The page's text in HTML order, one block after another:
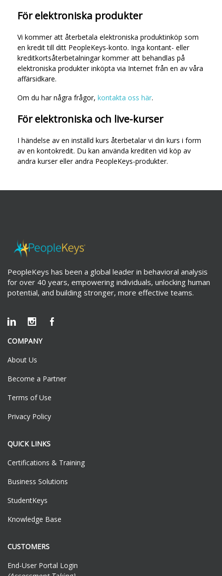
För elektroniska produkter
Vi kommer att återbetala elektroniska produktinköp som
en kredit till ditt PeopleKeys-konto. Inga kontant- eller
kreditkortsåterbetalningar kommer att behandlas på
elektroniska produkter inköpta via Internet från en av våra
affärsidkare.
Om du har några frågor, kontakta oss här.
För elektroniska och live-kurser
I händelse av en inställd kurs återbetalar vi din kurs i form
av en kontokredit. Du kan använda krediten vid köp av
andra kurser eller andra PeopleKeys-produkter.
PeopleKeys has been a global leader in behavioral analysis
for over 40 years, empowering individuals, unlocking human
potential, and building stronger, more effective teams.
COMPANY
About Us
Become a Partner
Terms of Use
Privacy Policy
QUICK LINKS
Certifications & Training
Business Solutions
StudentKeys
Knowledge Base
CUSTOMERS
End-User Portal Login